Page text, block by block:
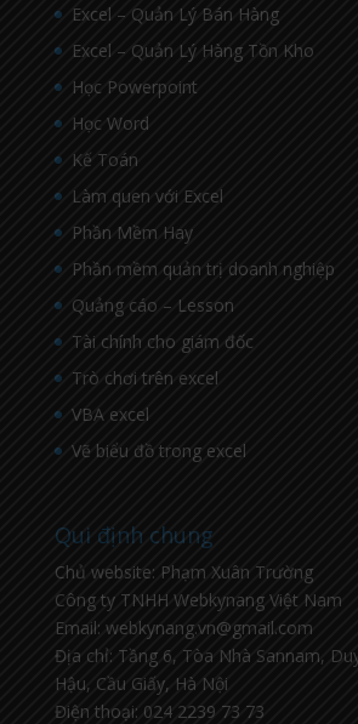
Excel – Quản Lý Bán Hàng
Excel – Quản Lý Hàng Tồn Kho
Học Powerpoint
Học Word
Kế Toán
Làm quen với Excel
Phần Mềm Hay
Phần mềm quản trị doanh nghiệp
Quảng cáo – Lesson
Tài chính cho giám đốc
Trò chơi trên excel
VBA excel
Vẽ biểu đồ trong excel
Qui định chung
Chủ website: Phạm Xuân Trường
Công ty TNHH Webkynang Việt Nam
Email: webkynang.vn@gmail.com
Địa chỉ: Tầng 6, Tòa Nhà Sannam,
Hậu, Cầu Giấy, Hà Nội
Điện thoại: 024 2239 73 73